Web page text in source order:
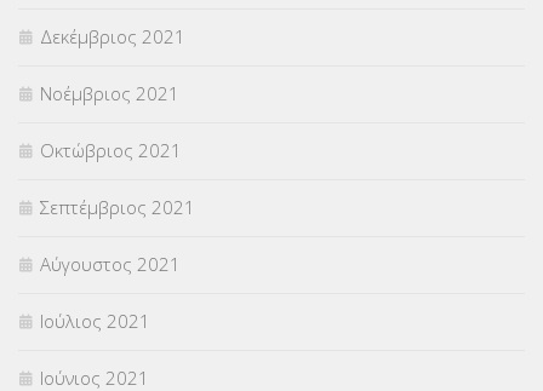
Δεκέμβριος 2021
Νοέμβριος 2021
Οκτώβριος 2021
Σεπτέμβριος 2021
Αύγουστος 2021
Ιούλιος 2021
Ιούνιος 2021